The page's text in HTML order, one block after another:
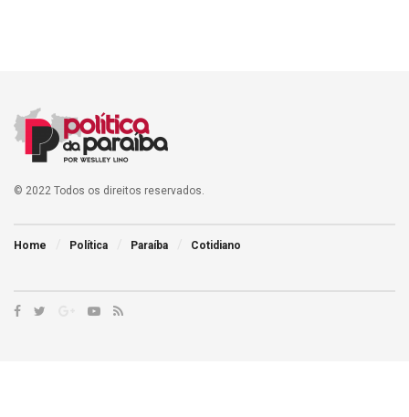
© 2022 Todos os direitos reservados.
Home Política Paraíba Cotidiano